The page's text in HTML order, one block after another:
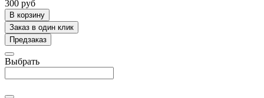
300 руб
В корзину
Заказ в один клик
Предзаказ
Выбрать